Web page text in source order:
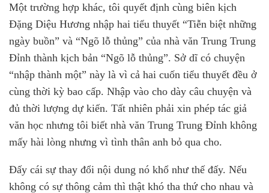
Một trường hợp khác, tôi quyết định cùng biên kịch
Đặng Diệu Hương nhập hai tiểu thuyết “Tiễn biệt những
ngày buồn” và “Ngõ lỗ thủng” của nhà văn Trung Trung
Đỉnh thành kịch bản “Ngõ lỗ thủng”. Sở dĩ có chuyện
“nhập thành một” này là vì cả hai cuốn tiểu thuyết đều ở
cùng thời kỳ bao cấp. Nhập vào cho dày câu chuyện và
đủ thời lượng dự kiến. Tất nhiên phải xin phép tác giả
văn học nhưng tôi biết nhà văn Trung Trung Đỉnh không
mấy hài lòng nhưng vì tình thân anh bỏ qua cho.
Đấy cái sự thay đổi nội dung nó khổ như thế đấy. Nếu
không có sự thông cảm thì thật khó tha thứ cho nhau và